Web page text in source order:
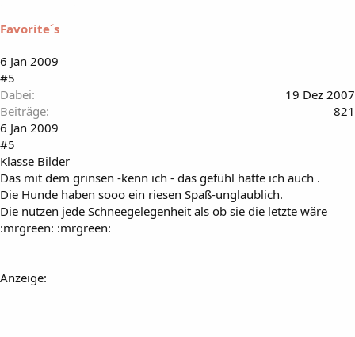
Favorite´s
6 Jan 2009
#5
Dabei
19 Dez 2007
Beiträge
821
6 Jan 2009
#5
Klasse Bilder
Das mit dem grinsen -kenn ich - das gefühl hatte ich auch .
Die Hunde haben sooo ein riesen Spaß-unglaublich.
Die nutzen jede Schneegelegenheit als ob sie die letzte wäre
:mrgreen: :mrgreen:
Anzeige: